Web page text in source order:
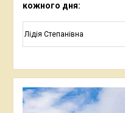
кожного дня:
Лідія Степанівна